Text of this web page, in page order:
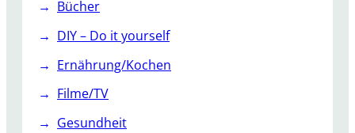
Bücher
DIY – Do it yourself
Ernährung/Kochen
Filme/TV
Gesundheit